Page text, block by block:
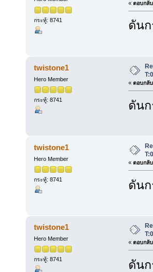
กระทู้: 8741
« ตอบกลั
ดัน
twistone1
Hero Member
กระทู้: 8741
« ตอบกลั
ดัน
twistone1
Hero Member
กระทู้: 8741
« ตอบกลั
ดัน
twistone1
Hero Member
กระทู้: 8741
« ตอบกลั
ดัน